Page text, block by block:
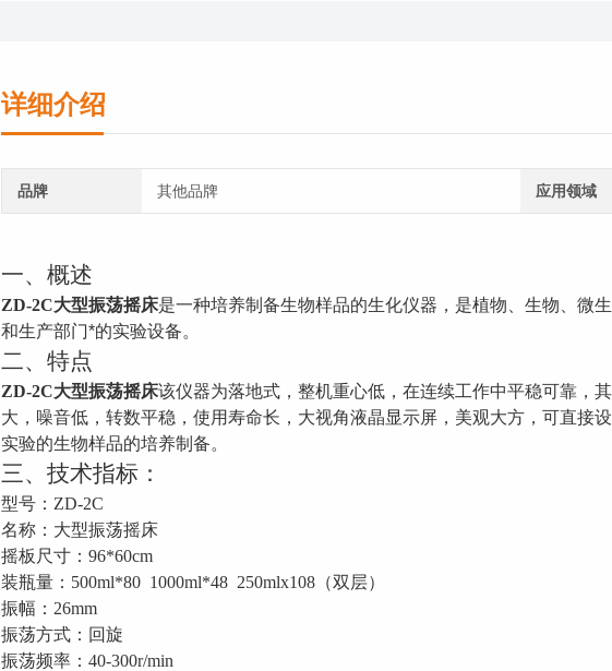
详细介绍
品牌 其他品牌 应用领域
一、 概述
ZD-2C大型振荡摇床是一种培养制备生物样品的生化仪器，是植物、生物、微
和生产部门*的实验设备。
二、 特点
ZD-2C大型振荡摇床该仪器为落地式，整机重心低，在连续工作中平稳可靠，其
大，噪音低，转数平稳，使用寿命长，大视角液晶显示屏，美观大方，可直接
实验的生物样品的培养制备。
三、 技术指标：
型号： ZD-2C
名称： 大型振荡摇床
摇板尺寸： 96*60cm
装瓶量：500ml*80 1000ml*48 250mlx108（双层）
振幅：26mm
振荡方式：回旋
振荡频率： 40-300r/min